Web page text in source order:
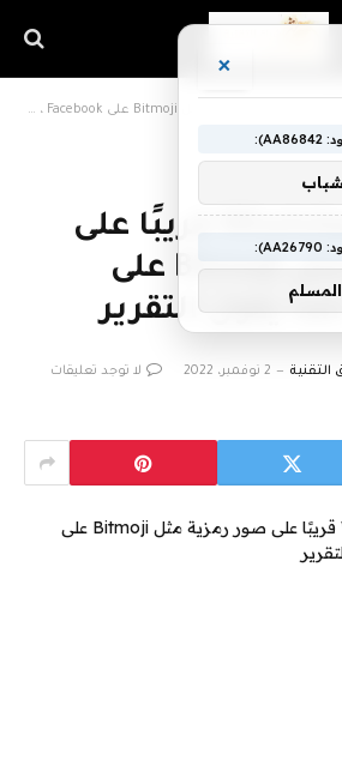
سيحصل WhatsApp قريبًا على
صور رمزية مثل Bitmoji على
التقنية 2 نوفمبر، 2022 لا توجد تعليقات
×